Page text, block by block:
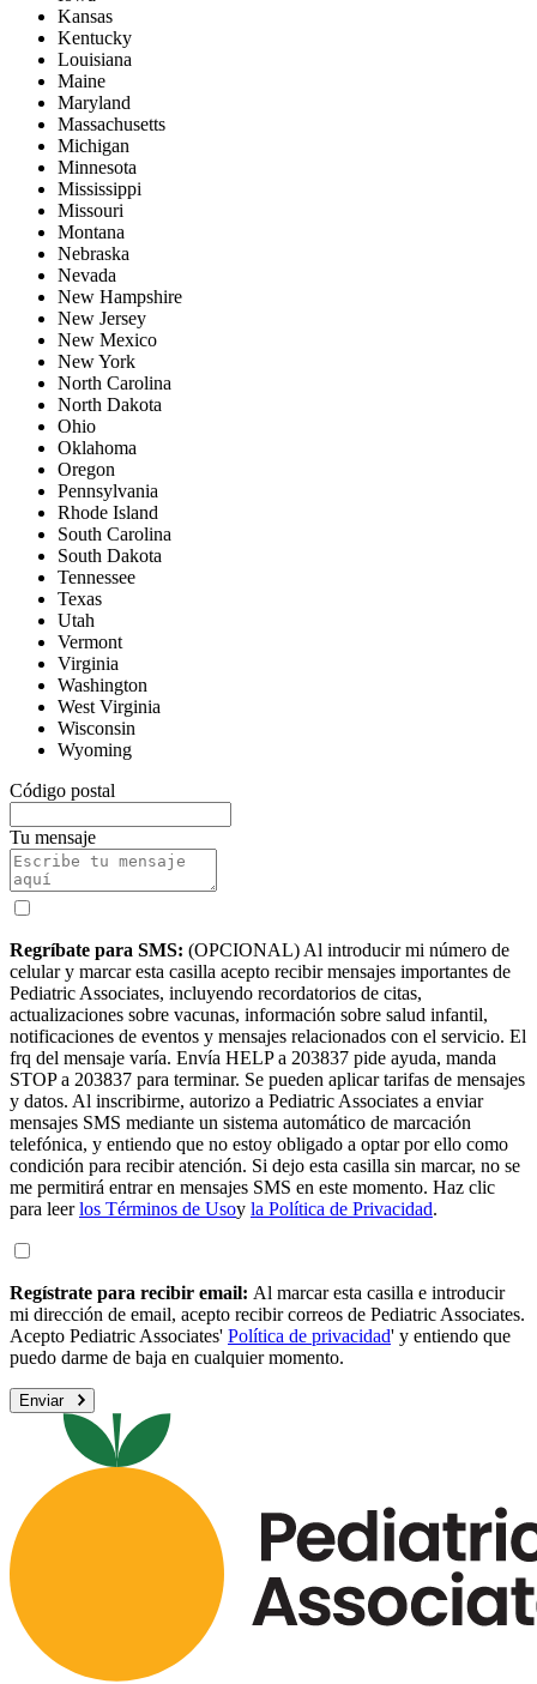
Kansas
Kentucky
Louisiana
Maine
Maryland
Massachusetts
Michigan
Minnesota
Mississippi
Missouri
Montana
Nebraska
Nevada
New Hampshire
New Jersey
New Mexico
New York
North Carolina
North Dakota
Ohio
Oklahoma
Oregon
Pennsylvania
Rhode Island
South Carolina
South Dakota
Tennessee
Texas
Utah
Vermont
Virginia
Washington
West Virginia
Wisconsin
Wyoming
Código postal
Tu mensaje
Regríbate para SMS: (OPCIONAL) Al introducir mi número de
celular y marcar esta casilla acepto recibir mensajes importantes de
Pediatric Associates, incluyendo recordatorios de citas,
actualizaciones sobre vacunas, información sobre salud infantil,
notificaciones de eventos y mensajes relacionados con el servicio. El
frq del mensaje varía. Envía HELP a 203837 pide ayuda, manda
STOP a 203837 para terminar. Se pueden aplicar tarifas de mensajes
y datos. Al inscribirme, autorizo a Pediatric Associates a enviar
mensajes SMS mediante un sistema automático de marcación
telefónica, y entiendo que no estoy obligado a optar por ello como
condición para recibir atención. Si dejo esta casilla sin marcar, no se
me permitirá entrar en mensajes SMS en este momento. Haz clic
para leerlos Términos de Usoy la Política de Privacidad.
Regístrate para recibir email: Al marcar esta casilla e introducir
mi dirección de email, acepto recibir correos de Pediatric Associates.
Acepto Pediatric Associates' Política de privacidad' y entiendo que
puedo darme de baja en cualquier momento.
Enviar